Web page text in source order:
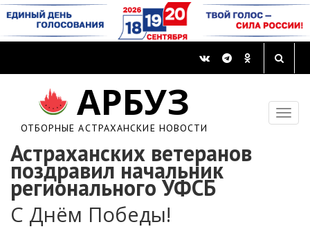
АРБУЗ
ОТБОРНЫЕ АСТРАХАНСКИЕ НОВОСТИ
Астраханских ветеранов
поздравил начальник
регионального УФСБ
С Днём Победы!